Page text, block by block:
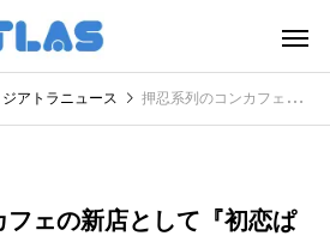
ジアトラニュース 押忍系列のコンカフェの新店として『初恋ぱてぃしえーる』来年1月中旬オープン予定と発表
ェの新店として『初恋ぱ